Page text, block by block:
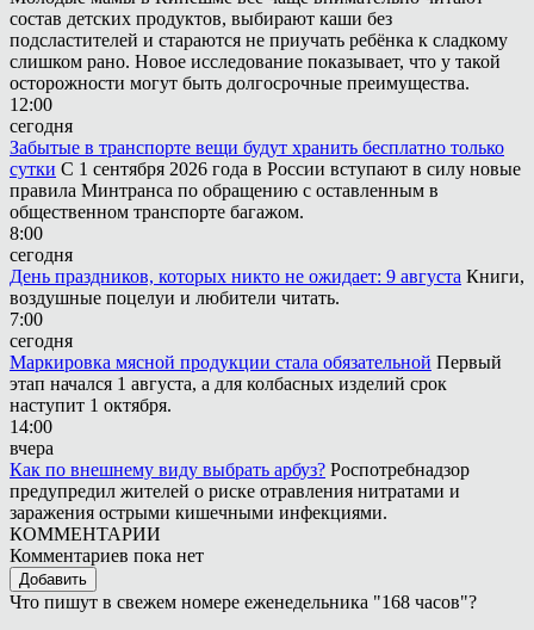
состав детских продуктов, выбирают каши без
подсластителей и стараются не приучать ребёнка к сладкому
слишком рано. Новое исследование показывает, что у такой
осторожности могут быть долгосрочные преимущества.
12:00
сегодня
Забытые в транспорте вещи будут хранить бесплатно только
сутки С 1 сентября 2026 года в России вступают в силу новые
правила Минтранса по обращению с оставленным в
общественном транспорте багажом.
8:00
сегодня
День праздников, которых никто не ожидает: 9 августа Книги,
воздушные поцелуи и любители читать.
7:00
сегодня
Маркировка мясной продукции стала обязательной Первый
этап начался 1 августа, а для колбасных изделий срок
наступит 1 октября.
14:00
вчера
Как по внешнему виду выбрать арбуз? Роспотребнадзор
предупредил жителей о риске отравления нитратами и
заражения острыми кишечными инфекциями.
КОММЕНТАРИИ
Комментариев пока нет
Добавить
Что пишут в свежем номере еженедельника "168 часов"?